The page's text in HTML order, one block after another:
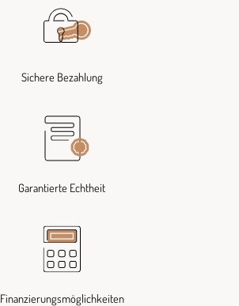
Sichere Bezahlung
Garantierte Echtheit
Finanzierungsmöglichkeiten